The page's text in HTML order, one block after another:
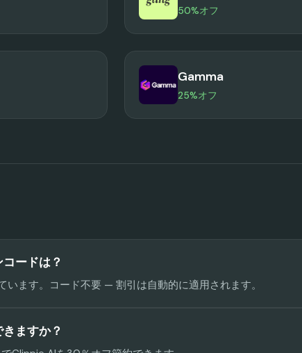
50%オフ
Gamma
25%オフ
ードは？
ます。コード不要 — 割引は自動的に適用されます。
ますか？